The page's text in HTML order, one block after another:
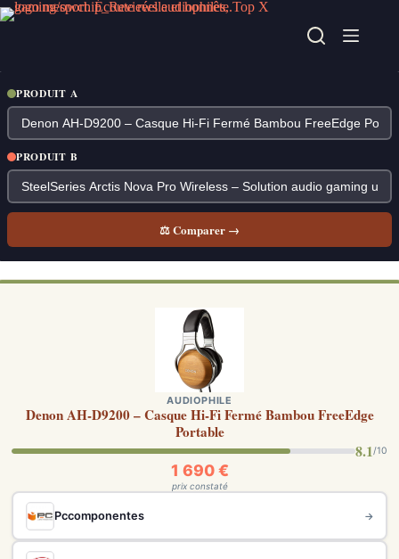
Passer
au
PRODUIT A
PRODUIT B
⚖ Comparer →
AUDIOPHILE
Denon AH-D9200 – Casque Hi-Fi Fermé Bambou FreeEdge
Portable
8.1/10
1 690 €
prix constaté
Pccomponentes →